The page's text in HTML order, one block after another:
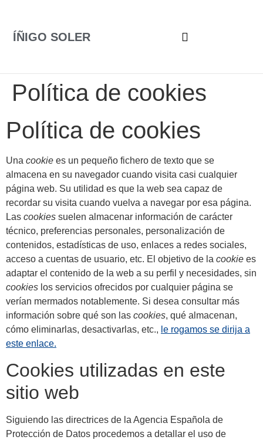
ÍÑIGO SOLER
Política de cookies
Política de cookies
Una cookie es un pequeño fichero de texto que se
almacena en su navegador cuando visita casi cualquier
página web. Su utilidad es que la web sea capaz de
recordar su visita cuando vuelva a navegar por esa página.
Las cookies suelen almacenar información de carácter
técnico, preferencias personales, personalización de
contenidos, estadísticas de uso, enlaces a redes sociales,
acceso a cuentas de usuario, etc. El objetivo de la cookie es
adaptar el contenido de la web a su perfil y necesidades, sin
cookies los servicios ofrecidos por cualquier página se
verían mermados notablemente. Si desea consultar más
información sobre qué son las cookies, qué almacenan,
cómo eliminarlas, desactivarlas, etc., le rogamos se dirija a
este enlace.
Cookies utilizadas en este
sitio web
Siguiendo las directrices de la Agencia Española de
Protección de Datos procedemos a detallar el uso de